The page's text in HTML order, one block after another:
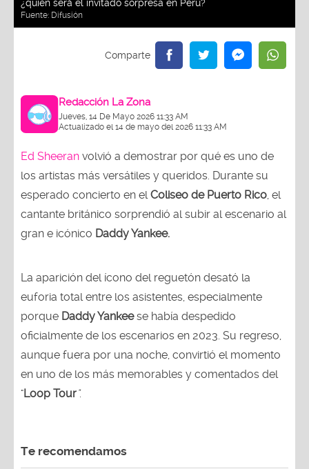
¿quién será el invitado sorpresa en Perú?
Fuente: Difusión
Redacción La Zona
Jueves, 14 De Mayo 2026 11:33 AM
Actualizado el 14 de mayo del 2026 11:33 AM
Ed Sheeran volvió a demostrar por qué es uno de
los artistas más versátiles y queridos. Durante su
esperado concierto en el Coliseo de Puerto Rico , el
cantante británico sorprendió al subir al escenario al
gran e icónico Daddy Yankee.
La aparición del ícono del reguetón desató la
euforia total entre los asistentes, especialmente
porque Daddy Yankeese había despedido
oficialmente de los escenarios en 2023. Su regreso,
aunque fuera por una noche, convirtió el momento
en uno de los más memorables y comentados del
"Loop Tour".
Te recomendamos